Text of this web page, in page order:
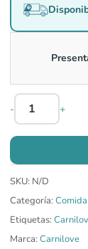
- +
SKU: N/D
Categoría:
Etiquetas:
Marca: Carnilove